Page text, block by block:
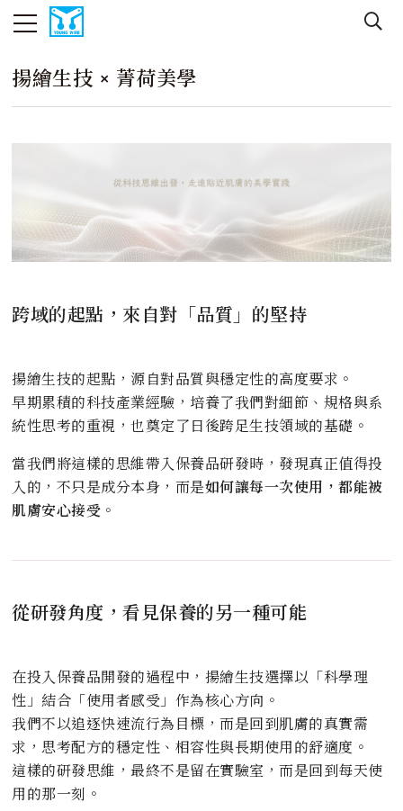
揚繪生技 × 菁荷美學
跨域的起點，來自對「品質」的堅持
揚繪生技的起點，源自對品質與穩定性的高度要求。
早期累積的科技產業經驗，培養了我們對細節、規格與系
統性思考的重視，也奠定了日後跨足生技領域的基礎。
當我們將這樣的思維帶入保養品研發時，發現真正值得投
入的，不只是成分本身，而是如何讓每一次使用，都能被
肌膚安心接受 。
從研發角度，看見保養的另一種可能
在投入保養品開發的過程中，揚繪生技選擇以「科學理
性」結合「使用者感受」作為核心方向。
我們不以追逐快速流行為目標，而是回到肌膚的真實需
求，思考配方的穩定性、相容性與長期使用的舒適度。
這樣的研發思維，最終不是留在實驗室，而是回到每天使
用的那一刻。